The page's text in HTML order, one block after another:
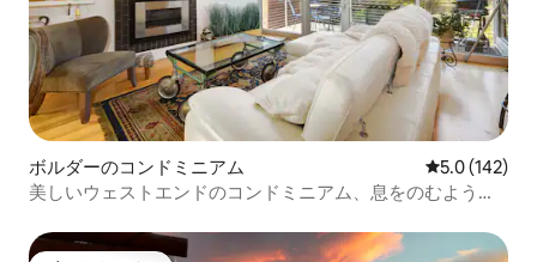
ボルダーのコンドミニアム レビュー142
5.0 (142)
美しいウェストエンドのコンドミニアム、息をのむような